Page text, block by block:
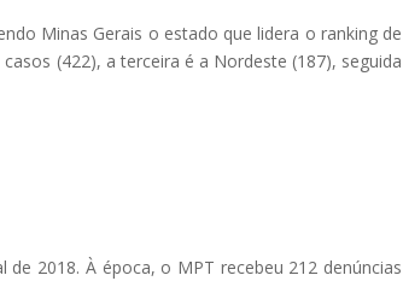
Minas Gerais o estado que lidera o ranking de
(422), a terceira é a Nordeste (187), seguida
2018. À época, o MPT recebeu 212 denúncias